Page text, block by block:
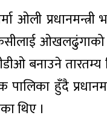
ओली
बनाउने तारतम्य
हुँदै
थिए ।